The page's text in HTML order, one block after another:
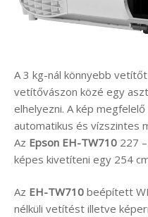
A 3 kg-nál könnyebb
vetítővászon közé egy
elhelyezni. A kép
automatikus és vízszintes
Az Epson EH-TW710 227
képes kivetíteni egy 254
Az EH-TW710 beépített
nélküli vetítést illetve